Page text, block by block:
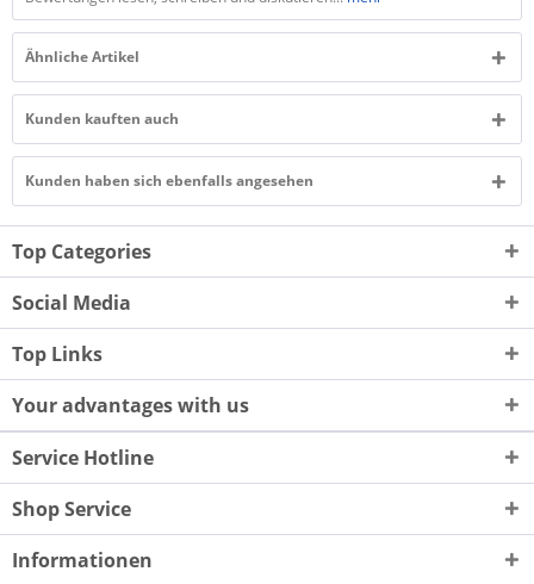
Ähnliche Artikel
Kunden kauften auch
Kunden haben sich ebenfalls angesehen
Top Categories
Social Media
Top Links
Your advantages with us
Service Hotline
Shop Service
Informationen